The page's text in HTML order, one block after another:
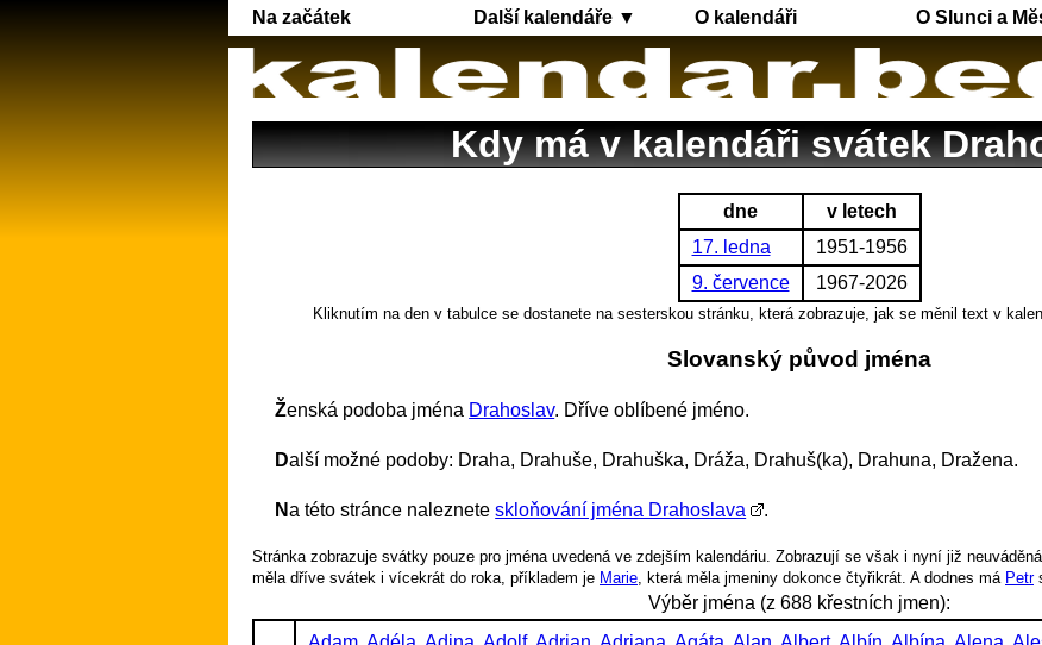
Na začátek Další kalendáře ▼ O kalendáři O Slunci a
Kdy má v kalendáři svátek
dne
v letech
17. ledna
1951-1956
9. července
1967-2026
Kliknutím na den v tabulce se dostanete na sesterskou stránku, která zobrazuje, jak se měnil text v
Slovanský původ jména
Ženská podoba jména Drahoslav. Dříve oblíbené jméno.
Další možné podoby: Draha, Drahuše, Drahuška, Dráža, Drahuš(ka), Drahuna, Dražena.
Na této stránce nalezneteskloňování jména Drahoslava .
Stránka zobrazuje svátky pouze pro jména uvedená ve zdejším kalendáriu. Zobrazují se však i nyní již
měla dříve svátek i vícekrát do roka, příkladem je Marie , která měla jmeniny dokonce čtyřikrát. A dodnes má Petr
Výběr jména (z 688 křestních jmen):